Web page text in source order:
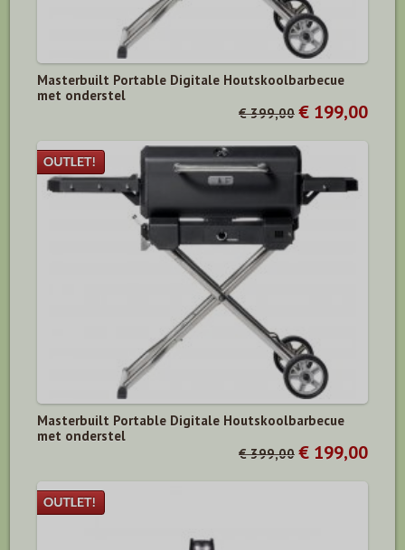
Masterbuilt Portable Digitale Houtskoolbarbecue
met onderstel
€ 399,00 € 199,00
Masterbuilt Portable Digitale Houtskoolbarbecue
met onderstel
€ 399,00 € 199,00